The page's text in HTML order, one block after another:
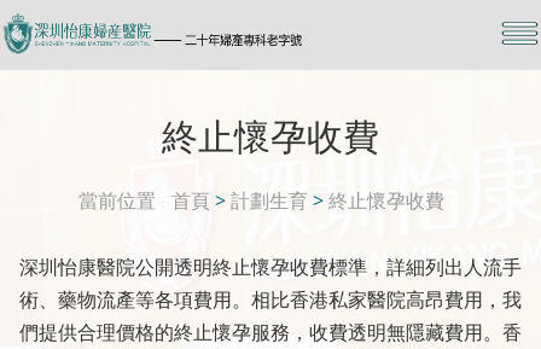
終止懷孕收費
當前位置 首頁 >計劃生育>終止懷孕收費
深圳怡康醫院公開透明終止懷孕收費標準，詳細列出人流手
術、藥物流產等各項費用。相比香港私家醫院高昂費用，我
們提供合理價格的終止懷孕服務，收費透明無隱藏費用。香